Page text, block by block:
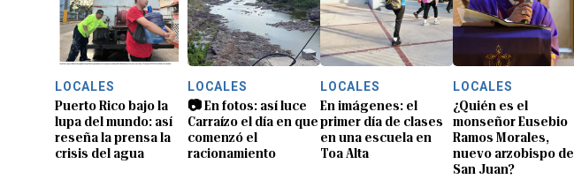
LOCALES
Puerto Rico bajo la
lupa del mundo: así
reseña la prensa la
crisis del agua
LOCALES
📷 En fotos: así luce
Carraízo el día en que
comenzó el
racionamiento
LOCALES
En imágenes: el
primer día de clases
en una escuela en
Toa Alta
LOCALES
¿Quién es el
monseñor Eusebio
Ramos Morales,
nuevo arzobispo de
San Juan?